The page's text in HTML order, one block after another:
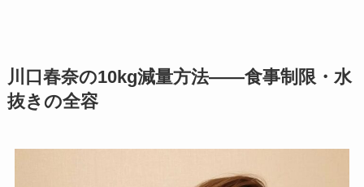
川口春奈の10kg減量方法——食事制限・水
抜きの全容